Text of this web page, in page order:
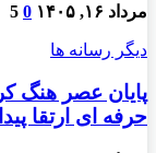
مرداد ۱۶, ۱۴۰۵ 0
5
دیگر رسانه ها
پایان عصر هنگ
حرفه ای ارتقا